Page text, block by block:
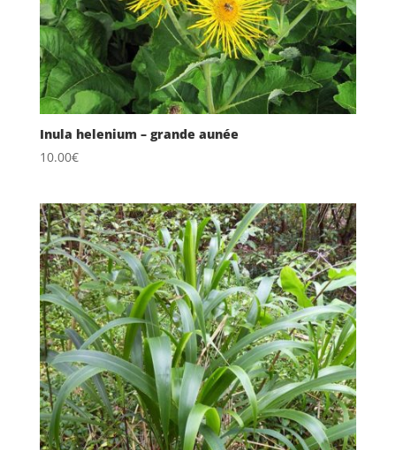
Inula helenium – grande aunée
10.00€